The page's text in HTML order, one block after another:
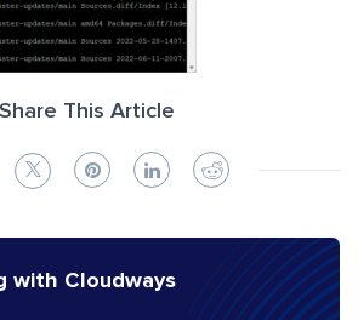
Share This Article
with Cloudways